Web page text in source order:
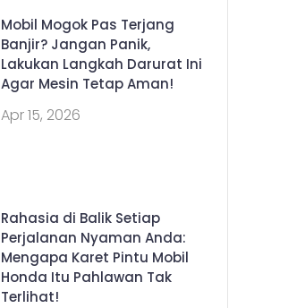
Mobil Mogok Pas Terjang
Banjir? Jangan Panik,
Lakukan Langkah Darurat Ini
Agar Mesin Tetap Aman!
Apr 15, 2026
Rahasia di Balik Setiap
Perjalanan Nyaman Anda:
Mengapa Karet Pintu Mobil
Honda Itu Pahlawan Tak
Terlihat!